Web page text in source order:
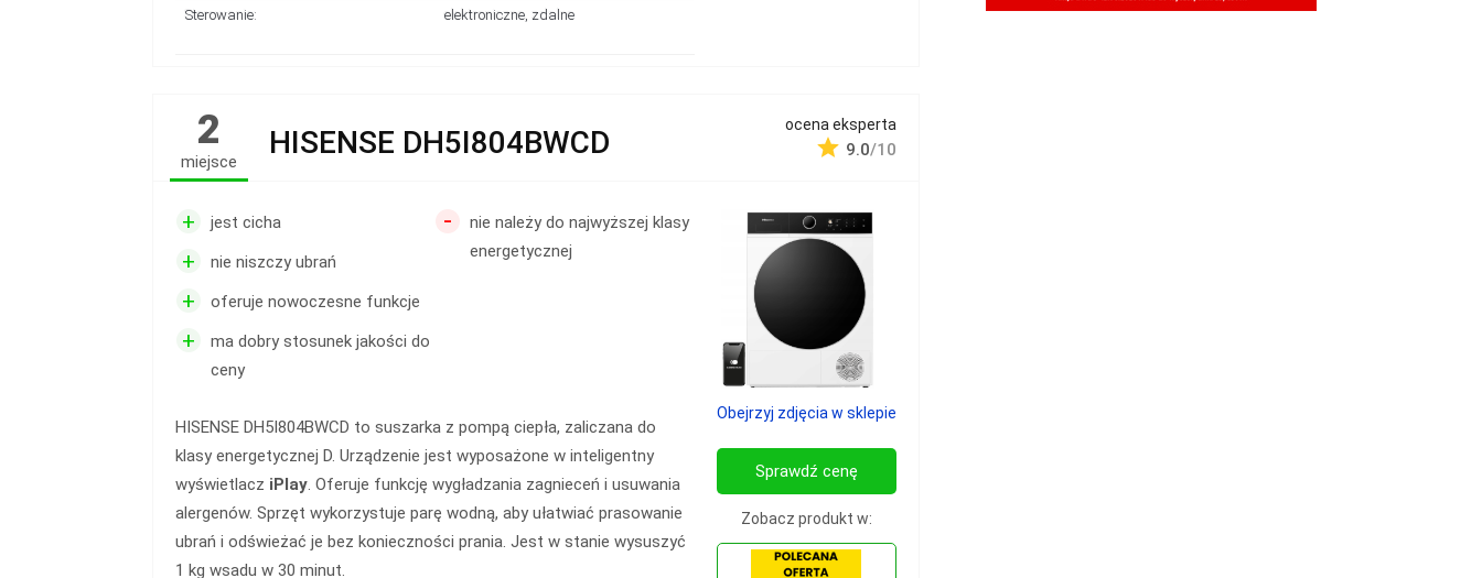
Sterowanie:
elektroniczne, zdalne
2
miejsce
HISENSE DH5I804BWCD ocena eksperta
9.0/10
+ jest cicha
+ nie niszczy ubrań
+ oferuje nowoczesne funkcje
+
ma dobry stosunek jakości do
ceny
-
nie należy do najwyższej klasy
energetycznej
HISENSE DH5I804BWCD to suszarka z pompą ciepła, zaliczana do
klasy energetycznej D. Urządzenie jest wyposażone w inteligentny
wyświetlacz iPlay. Oferuje funkcję wygładzania zagnieceń i usuwania
alergenów. Sprzęt wykorzystuje parę wodną, aby ułatwiać prasowanie
ubrań i odświeżać je bez konieczności prania. Jest w stanie wysuszyć
1 kg wsadu w 30 minut.
Obejrzyj zdjęcia w sklepie
Sprawdź cenę
Zobacz produkt w: